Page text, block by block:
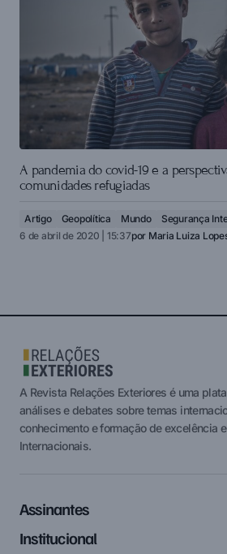
A pandemia do covid-19 e a
comunidades refugiadas
Artigo Geopolítica Mundo
Segurança
6 de abril de 2020 | 15:37por Maria Luiza
A Revista Relações Exteriores é uma
análises e debates sobre temas
conhecimento e formação de excelência
Internacionais.
Assinantes
Institucional